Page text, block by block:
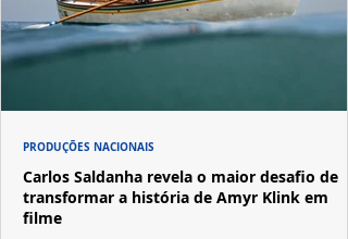
Carlos Saldanha revela o maior desafio de
transformar a história de Amyr Klink em
filme
PRODUÇÕES NACIONAIS